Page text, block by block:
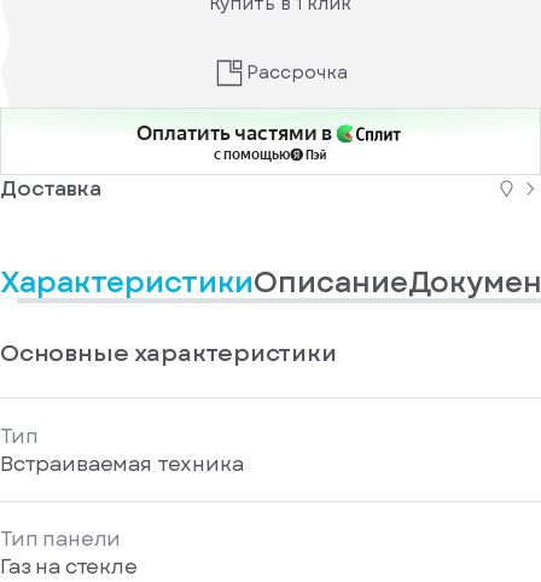
информационные
Рассрочка
Оплатить частями в
с помощью
Доставка
ХарактеристикиОписание
Основные характеристики
Тип
Встраиваемая техника
Тип панели
Газ на стекле